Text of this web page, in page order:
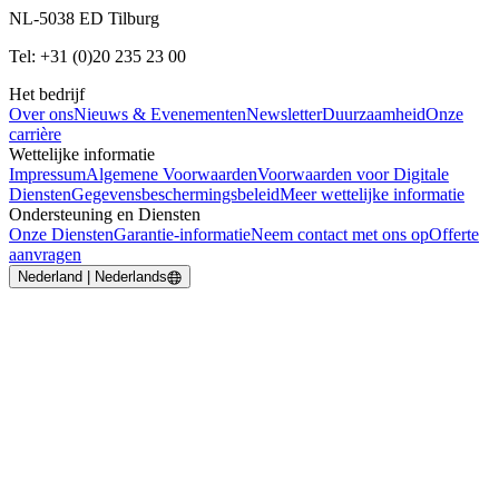
NL-5038 ED Tilburg
Tel: +31 (0)20 235 23 00
Het bedrijf
Over onsNieuws & EvenementenNewsletterDuurzaamheidOnze
carrière
Wettelijke informatie
ImpressumAlgemene VoorwaardenVoorwaarden voor Digitale
DienstenGegevensbeschermingsbeleidMeer wettelijke informatie
Ondersteuning en Diensten
Onze DienstenGarantie-informatieNeem contact met ons opOfferte
aanvragen
Nederland | Nederlands